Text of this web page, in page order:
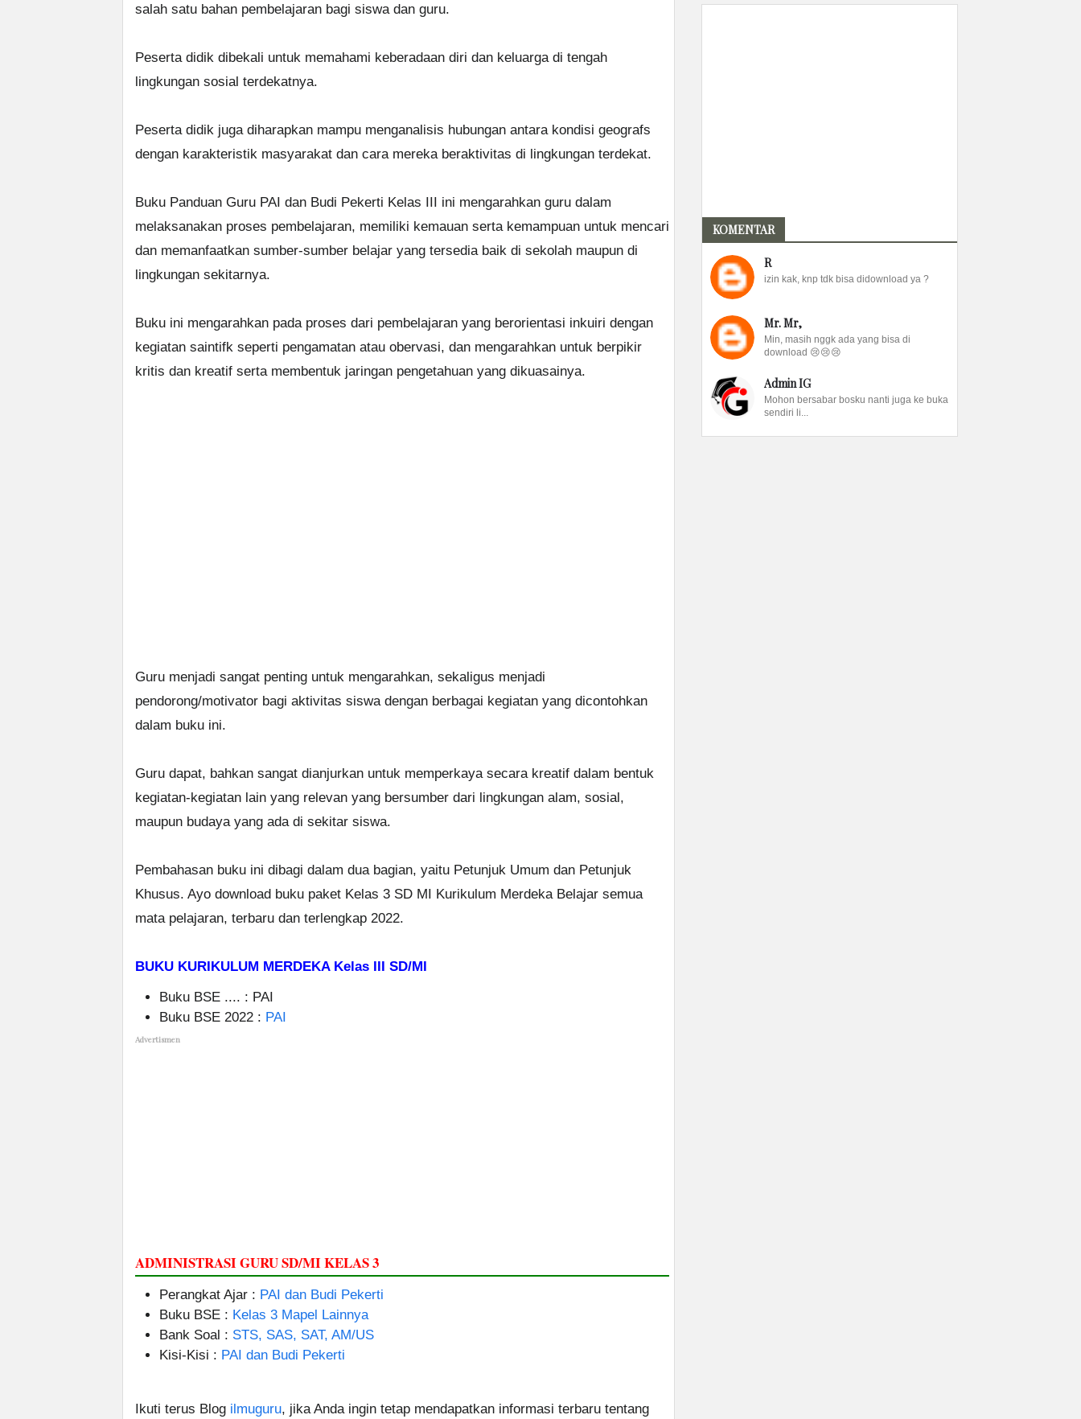
salah satu bahan pembelajaran bagi siswa dan guru.
Peserta didik dibekali untuk memahami keberadaan diri dan keluarga di tengah
lingkungan sosial terdekatnya.
Peserta didik juga diharapkan mampu menganalisis hubungan antara kondisi geografs
dengan karakteristik masyarakat dan cara mereka beraktivitas di lingkungan terdekat.
Buku Panduan Guru PAI dan Budi Pekerti Kelas III ini mengarahkan guru dalam
melaksanakan proses pembelajaran, memiliki kemauan serta kemampuan untuk mencari
dan memanfaatkan sumber-sumber belajar yang tersedia baik di sekolah maupun di
lingkungan sekitarnya.
Buku ini mengarahkan pada proses dari pembelajaran yang berorientasi inkuiri dengan
kegiatan saintifk seperti pengamatan atau obervasi, dan mengarahkan untuk berpikir
kritis dan kreatif serta membentuk jaringan pengetahuan yang dikuasainya.
Guru menjadi sangat penting untuk mengarahkan, sekaligus menjadi
pendorong/motivator bagi aktivitas siswa dengan berbagai kegiatan yang dicontohkan
dalam buku ini.
Guru dapat, bahkan sangat dianjurkan untuk memperkaya secara kreatif dalam bentuk
kegiatan-kegiatan lain yang relevan yang bersumber dari lingkungan alam, sosial,
maupun budaya yang ada di sekitar siswa.
Pembahasan buku ini dibagi dalam dua bagian, yaitu Petunjuk Umum dan Petunjuk
Khusus. Ayo download buku paket Kelas 3 SD MI Kurikulum Merdeka Belajar semua
mata pelajaran, terbaru dan terlengkap 2022.
BUKU KURIKULUM MERDEKA Kelas III SD/MI
Buku BSE .... : PAI
Buku BSE 2022 : PAI
Advertismen
ADMINISTRASI GURU SD/MI KELAS 3
Perangkat Ajar : PAI dan Budi Pekerti
Buku BSE : Kelas 3 Mapel Lainnya
Bank Soal : STS, SAS, SAT, AM/US
Kisi-Kisi : PAI dan Budi Pekerti
Ikuti terus Blog ilmuguru, jika Anda ingin tetap mendapatkan informasi terbaru tentang
KOMENTAR
R
izin kak, knp tdk bisa didownload ya ?
Mr. Mr,
Min, masih nggk ada yang bisa di
download 😢😢😢
Admin IG
Mohon bersabar bosku nanti juga ke buka
sendiri li...